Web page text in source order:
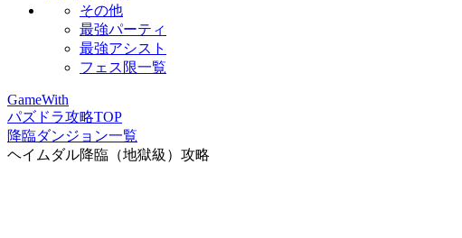
その他
最強パーティ
最強アシスト
フェス限一覧
GameWith
パズドラ攻略TOP
降臨ダンジョン一覧
ヘイムダル降臨（地獄級）攻略